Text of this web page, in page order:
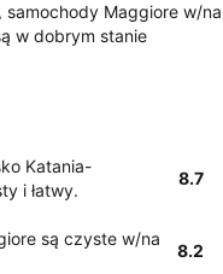
samochody Maggiore w/na
w dobrym stanie
Katania-
i łatwy.
8.7
są czyste w/na
8.2